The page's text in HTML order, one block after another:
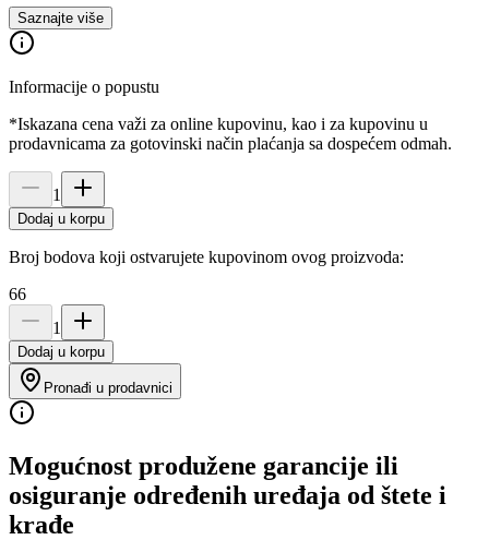
Saznajte više
Informacije o popustu
*Iskazana cena važi za online kupovinu, kao i za kupovinu u
prodavnicama za gotovinski način plaćanja sa dospećem odmah.
1
Dodaj u korpu
Broj bodova koji ostvarujete kupovinom ovog proizvoda:
66
1
Dodaj u korpu
Pronađi u prodavnici
Mogućnost produžene garancije ili
osiguranje određenih uređaja od štete i
krađe